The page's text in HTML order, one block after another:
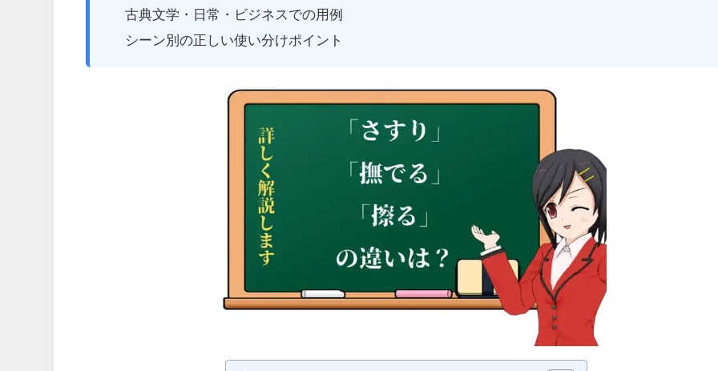
古典文学・日常・ビジネスでの用例
シーン別の正しい使い分けポイント